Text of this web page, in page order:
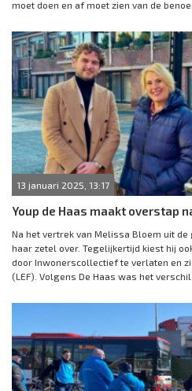
moet doen en af moet zien van de
13 januari 2025, 13:17
Youp de Haas maakt overstap
Na het vertrek van Melissa Bloem uit
haar zetel over. Tegelijkertijd kiest hij
door Inwonerscollectief te verlaten en
(LEF). Volgens De Haas was het verschil